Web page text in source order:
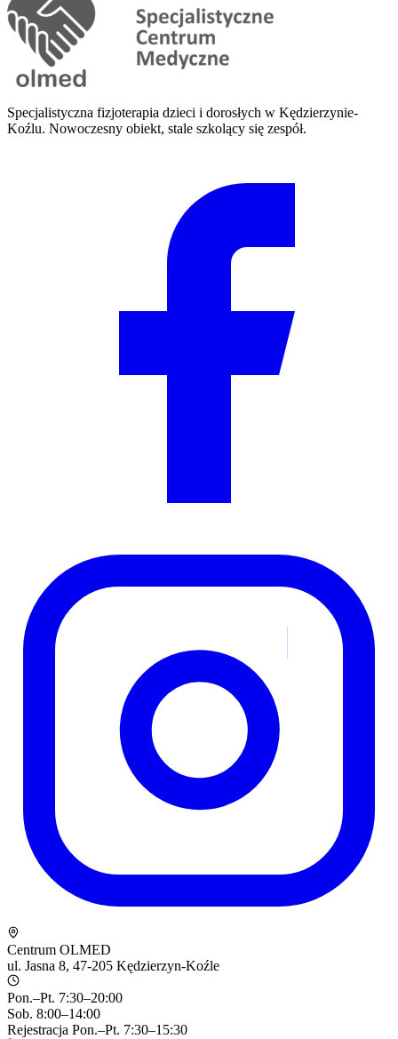
Specjalistyczna fizjoterapia dzieci i dorosłych w Kędzierzynie-
Koźlu. Nowoczesny obiekt, stale szkolący się zespół.
Centrum OLMED
ul. Jasna 8, 47-205 Kędzierzyn-Koźle
Pon.–Pt. 7:30–20:00
Sob. 8:00–14:00
Rejestracja Pon.–Pt. 7:30–15:30